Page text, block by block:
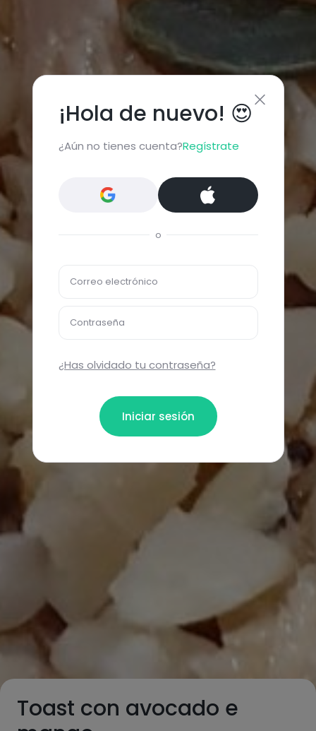
Toast con avocado e
¡Hola de nuevo! 😍
¿Aún no tienes cuenta?Regístrate
o
Correo electrónico
Contraseña
¿Has olvidado tu contraseña?
Iniciar sesión